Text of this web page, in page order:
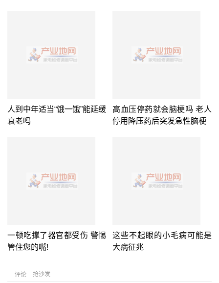
人到中年适当“饿一饿”能延缓
衰老吗
高血压停药就会脑梗吗 老人
停用降压药后突发急性脑梗
一顿吃撑了器官都受伤 警惕
管住您的嘴!
这些不起眼的小毛病可能是
大病征兆
评论 抢沙发